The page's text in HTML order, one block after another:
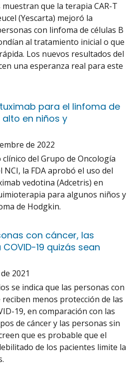
que la terapia CAR-T
(Yescarta) mejoró la
con linfoma de células B
al tratamiento inicial o que
Los nuevos resultados del
una esperanza real para este
para el linfoma de
en niños y
de 2022
del Grupo de Oncología
la FDA aprobó el uso del
vedotina (Adcetris) en
para algunos niños y
de Hodgkin.
con cáncer, las
19 quizás sean
2021
se indica que las personas con
menos protección de las
19, en comparación con las
de cáncer y las personas sin
que es probable que el
de los pacientes limite la